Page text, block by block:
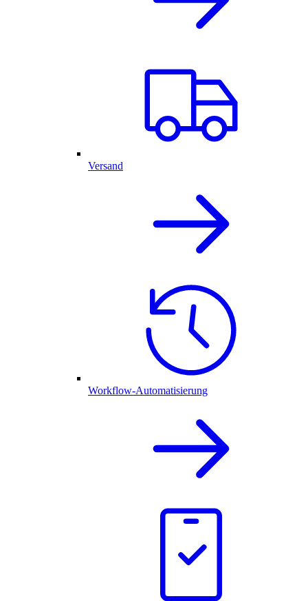
Versand
Workflow-Automatisierung